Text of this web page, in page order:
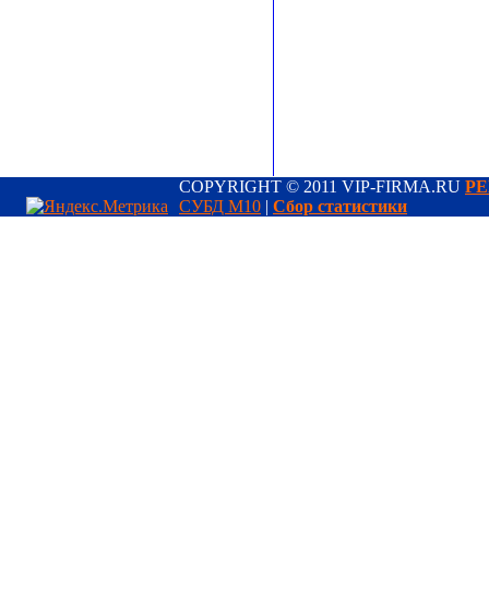
COPYRIGHT © 2011 VIP-FIRMA.RU
СУБД М10 | Сбор статистики